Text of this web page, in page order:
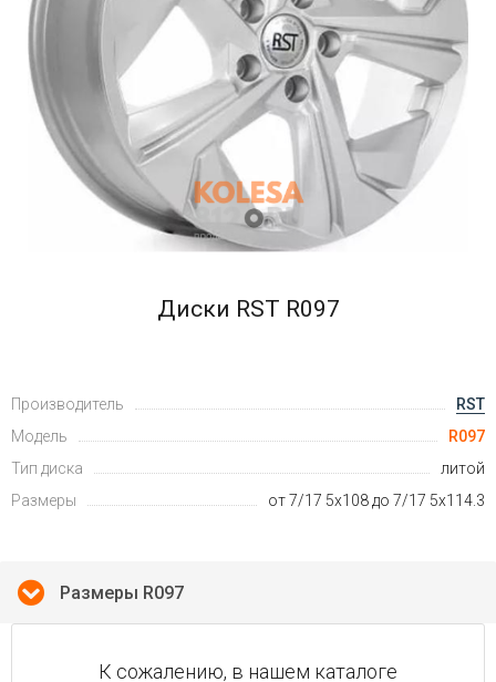
Диски RST R097
Производитель
RST
Модель
R097
Тип диска
литой
Размеры
от 7/17 5x108 до 7/17 5x114.3
Размеры R097
К сожалению, в нашем каталоге